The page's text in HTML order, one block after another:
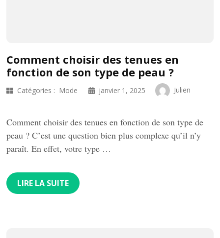
Comment choisir des tenues en
fonction de son type de peau ?
Catégories : Mode janvier 1, 2025 Julien
Comment choisir des tenues en fonction de son type de
peau ? C’est une question bien plus complexe qu’il n’y
paraît. En effet, votre type …
LIRE LA SUITE